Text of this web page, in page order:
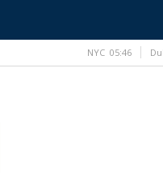
NYC 05:46